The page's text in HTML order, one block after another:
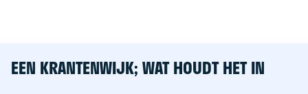
EEN KRANTENWIJK; WAT HOUDT HET IN